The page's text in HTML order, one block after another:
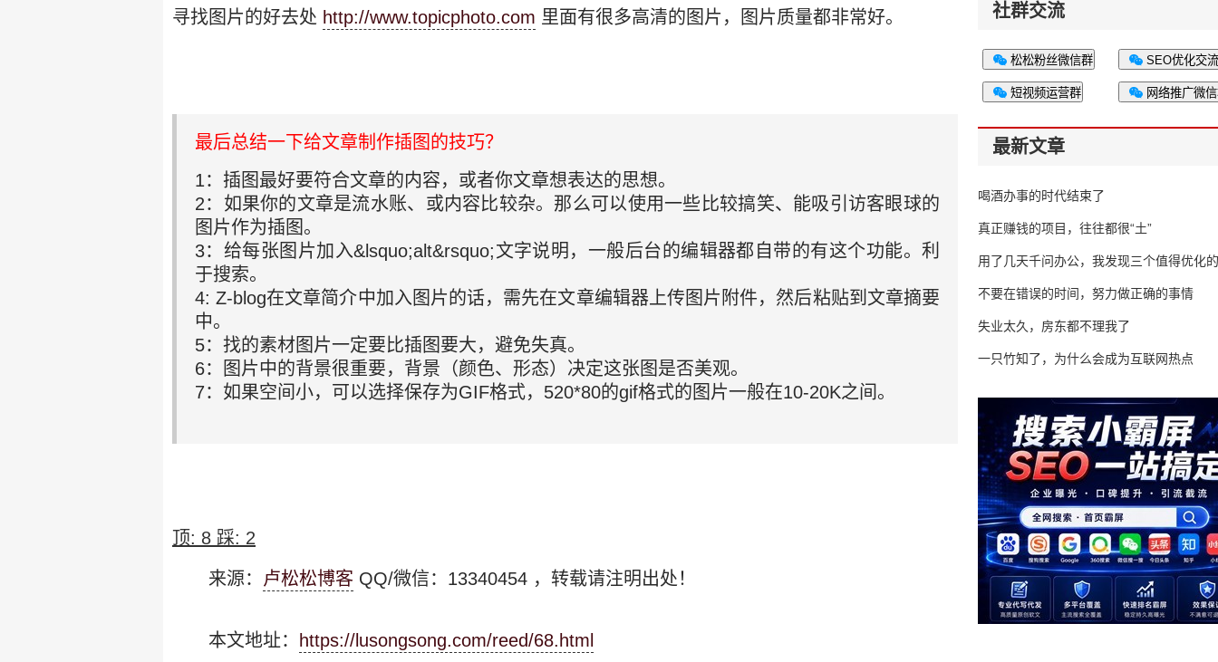
寻找图片的好去处 http://www.topicphoto.com 里面有很多高清的图片，图片质量都非常好。
最后总结一下给文章制作插图的技巧？
1：插图最好要符合文章的内容，或者你文章想表达的思想。
2：如果你的文章是流水账、或内容比较杂。那么可以使用一些比较搞笑、能吸引访客眼球的
图片作为插图。
3：给每张图片加入&lsquo;alt&rsquo;文字说明，一般后台的编辑器都自带的有这个功能。利
于搜索。
4: Z-blog在文章简介中加入图片的话，需先在文章编辑器上传图片附件，然后粘贴到文章摘要
中。
5：找的素材图片一定要比插图要大，避免失真。
6：图片中的背景很重要，背景（颜色、形态）决定这张图是否美观。
7：如果空间小，可以选择保存为GIF格式，520*80的gif格式的图片一般在10-20K之间。
顶: 8 踩: 2
来源： 卢松松博客 QQ/微信：13340454 ，转载请注明出处！
本文地址： https://lusongsong.com/reed/68.html
社群交流
松松粉丝微信群 SEO优化交
短视频运营群 网络推广微
最新文章
喝酒办事的时代结束了
真正赚钱的项目，往往都很“土”
用了几天千问办公，我发现三个值得优化
不要在错误的时间，努力做正确的事情
失业太久，房东都不理我了
一只竹知了，为什么会成为互联网热点